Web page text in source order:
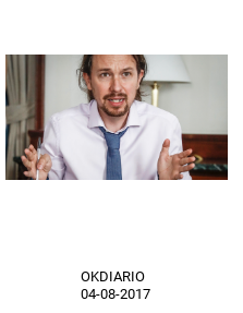
OKDIARIO
04-08-2017